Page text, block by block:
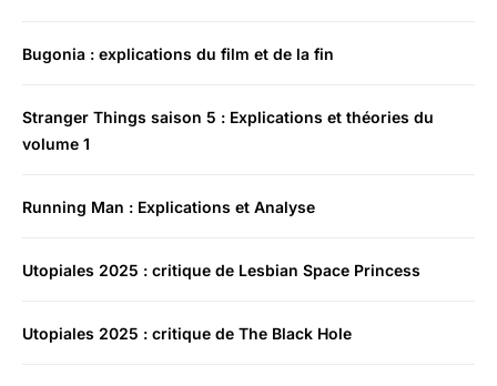
Bugonia : explications du film et de la fin
Stranger Things saison 5 : Explications et théories du
volume 1
Running Man : Explications et Analyse
Utopiales 2025 : critique de Lesbian Space Princess
Utopiales 2025 : critique de The Black Hole